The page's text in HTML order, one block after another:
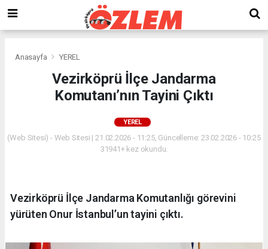
Anasayfa YEREL
Vezirköprü İlçe Jandarma
Komutanı’nın Tayini Çıktı
YEREL
(Web Sitesi) - Web Sitesi | 21.02.2026 - 11:25, Güncelleme: 23.02.2026 - 10:25
31941+ kez okundu.
Vezirköprü İlçe Jandarma Komutanlığı görevini
yürüten Onur İstanbul’un tayini çıktı.